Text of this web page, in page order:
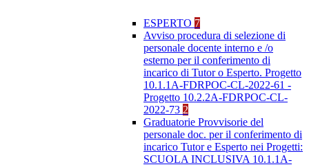
ESPERTO 7
Avviso procedura di selezione di
personale docente interno e /o
esterno per il conferimento di
incarico di Tutor o Esperto. Progetto
10.1.1A-FDRPOC-CL-2022-61 -
Progetto 10.2.2A-FDRPOC-CL-
2022-73 2
Graduatorie Provvisorie del
personale doc. per il conferimento di
incarico Tutor e Esperto nei Progetti:
SCUOLA INCLUSIVA 10.1.1A-